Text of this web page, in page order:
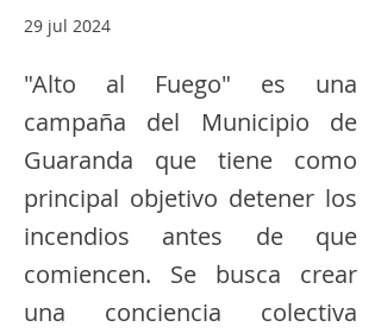
29 jul 2024
"Alto al Fuego" es una
campaña del Municipio de
Guaranda que tiene como
principal objetivo detener los
incendios antes de que
comiencen. Se busca crear
una conciencia colectiva